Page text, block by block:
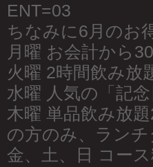
ENT=03
ちなみに6月のお
月曜 お会計から
火曜 2時間飲み放
水曜 人気の「記
木曜 単品飲み放
の方のみ、ランチ
金、土、日 コー